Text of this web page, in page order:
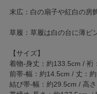
末広：白の扇子や紅白の房
草履：草履は白の台に薄ピ
【サイズ】
着物-身丈：約133.5cm / 裄
前帯-幅：約14.5cm / 丈：
結び帯-幅：約29.5cm / 高